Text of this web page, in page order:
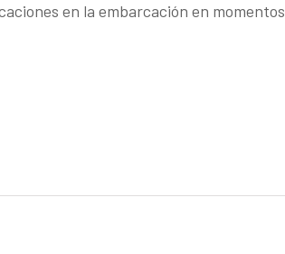
en la embarcación en momentos